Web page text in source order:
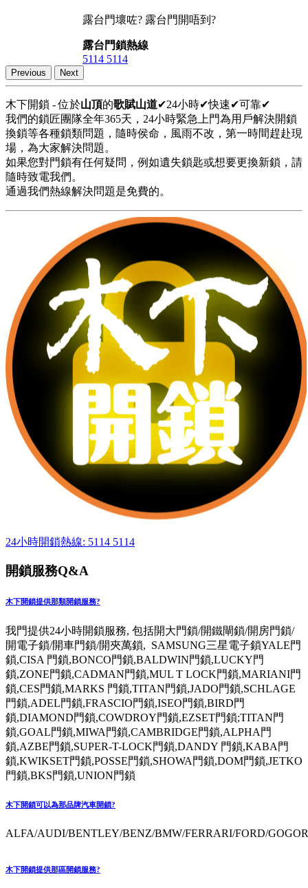
露台門壞咗? 露台門開唔到?
露台門鎖熱線
5114 5114
Previous Next
木下開鎖 - 位於山頂的歌賦山道✔24小時✔快速✔可靠✔
我們的鎖匠團隊全年365天，24小時緊急上門為用戶解決開鎖
換鎖等各種鎖類問題，隨時侯命，風雨不改，第一時間趕赴現
場，為大家解決問題。
如果您對門鎖有任何疑問，例如遺失鎖匙或想要更換新鎖，請
隨時致電我們。
通過我們熱線解決問題是免費的。
24小時開鎖熱線: 5114 5114
開鎖服務Q&A
木下開鎖提供那類開鎖服務?
我門提供24小時開鎖服務, 包括開大門鎖/開鐵閘鎖/開房門鎖/
開電子鎖/開車門鎖/開夾萬鎖, SAMSUNG三星電子鎖YALE門
鎖,CISA 門鎖,BONCO門鎖,BALDWIN門鎖,LUCKY門
鎖,ZONE門鎖,CADMAN門鎖,MUL T LOCK門鎖,MARIANI門
鎖,CES門鎖,MARKS 門鎖,TITAN門鎖,JADO門鎖,SCHLAGE
門鎖,ADEL門鎖,FRASCIO門鎖,ISEO門鎖,BIRD門
鎖,DIAMOND門鎖,COWDROY門鎖,EZSET門鎖;TITAN門
鎖,GOAL門鎖,MIWA門鎖,CAMBRIDGE門鎖,ALPHA門
鎖,AZBE門鎖,SUPER-T-LOCK門鎖,DANDY 門鎖,KABA門
鎖,KWIKSET門鎖,POSSE門鎖,SHOWA門鎖,DOM門鎖,JETKO
門鎖,BKS門鎖,UNION門鎖
木下開鎖可以為那品牌汽車開鎖?
ALFA/AUDI/BENTLEY/BENZ/BMW/FERRARI/FORD/
木下開鎖提供那區開鎖服務?